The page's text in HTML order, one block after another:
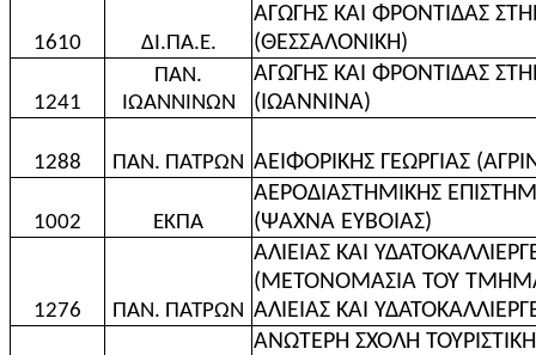
1610 ΔΙ.ΠΑ.Ε.
ΑΓΩΓΗΣ ΚΑΙ ΦΡΟΝΤΙΔΑΣ
(ΘΕΣΣΑΛΟΝΙΚΗ)
1241
ΠΑΝ.
ΙΩΑΝΝΙΝΩΝ
ΑΓΩΓΗΣ ΚΑΙ ΦΡΟΝΤΙΔΑΣ
(ΙΩΑΝΝΙΝΑ)
1288 ΠΑΝ. ΠΑΤΡΩΝ ΑΕΙΦΟΡΙΚΗΣ ΓΕΩΡΓΙΑΣ
1002 ΕΚΠΑ
ΑΕΡΟΔΙΑΣΤΗΜΙΚΗΣ
(ΨΑΧΝΑ ΕΥΒΟΙΑΣ)
1276 ΠΑΝ. ΠΑΤΡΩΝ
ΑΛΙΕΙΑΣ ΚΑΙ
(ΜΕΤΟΝΟΜΑΣΙΑ ΤΟΥ
ΑΛΙΕΙΑΣ ΚΑΙ
ΑΝΩΤΕΡΗ ΣΧΟΛΗ